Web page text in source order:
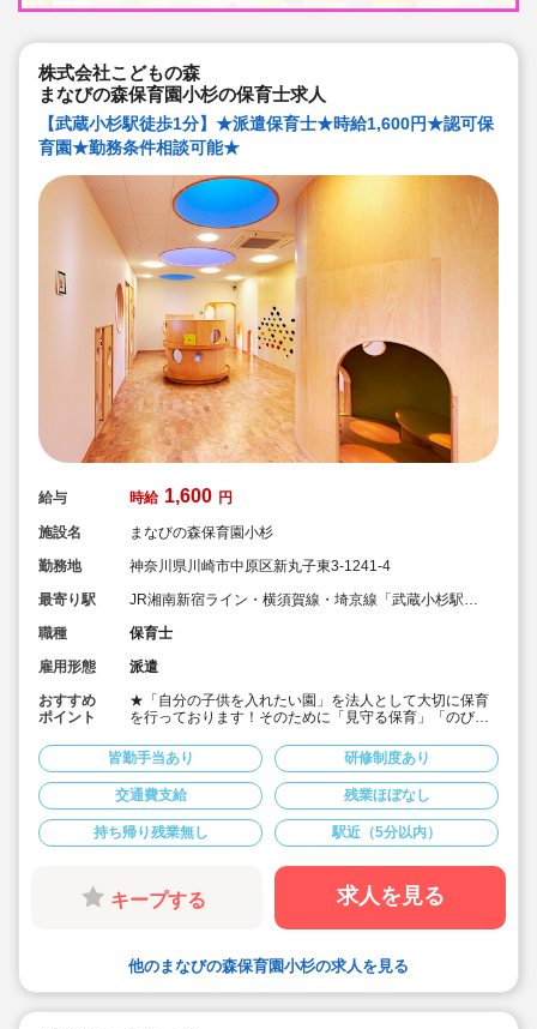
株式会社こどもの森
まなびの森保育園小杉の保育士求人
【武蔵小杉駅徒歩1分】★派遣保育士★時給1,600円★認可保
育園★勤務条件相談可能★
給与 時給 1,600 円
施設名
まなびの森保育園小杉
勤務地
神奈川県川崎市中原区新丸子東3-1241-4
最寄り駅
JR湘南新宿ライン・横須賀線・埼京線「武蔵小杉駅」
職種
保育士
雇用形態
派遣
おすすめ
ポイント
★「自分の子供を入れたい園」を法人として大切に保育
を行っております！そのために「見守る保育」「のびの
す♪
★保育士専任のコンサルタントがあなたの派遣就業を安
心サポートいたします
★武蔵小杉駅より徒歩1分の定員40名の認可保育園！
★時給1,600円の求人です！
★勤務条件等相談可能です！
キララサポートで派遣就業する3つのメリット
・求人提案から就業後のサポートまで専任コンサルタン
トが細やかに対応します
・手当や福利厚生については当社独自のサービスもご用
ったサポートに定評があります
皆勤手当あり 研修制度あり
交通費支給 残業ほぼなし
持ち帰り残業無し 駅近（5分以内）
キープする 求人を見る
他のまなびの森保育園小杉の求人を見る